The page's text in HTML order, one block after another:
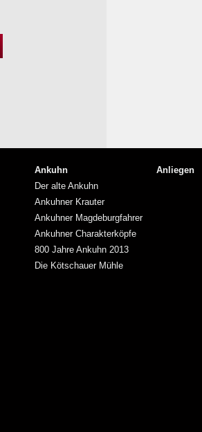
Ankuhn
Der alte Ankuhn
Ankuhner Krauter
Ankuhner Magdeburgfahrer
Ankuhner Charakterköpfe
800 Jahre Ankuhn 2013
Die Kötschauer Mühle
Anliegen